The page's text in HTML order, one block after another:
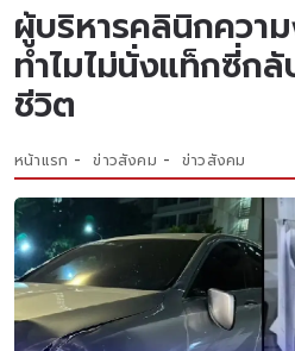
ผู้บริหารคลินิกคว
ทำไมไม่นั่งแท็กซี่ก
ชีวิต
หน้าแรก ข่าวสังคม ข่าวสังคม